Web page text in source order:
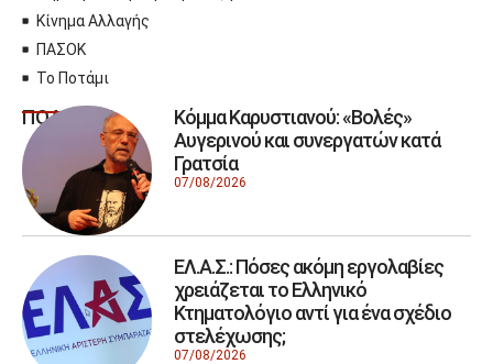
Κίνημα Αλλαγής
ΠΑΣΟΚ
Το Ποτάμι
ΠΟΛΙΤΙΚΗ
Κόμμα Καρυστιανού: «Βολές»
Αυγερινού και συνεργατών κατά
Γρατσία
07/08/2026
ΕΛ.Α.Σ.: Πόσες ακόμη εργολαβίες
χρειάζεται το Ελληνικό
Κτηματολόγιο αντί για ένα σχέδιο
στελέχωσης;
07/08/2026